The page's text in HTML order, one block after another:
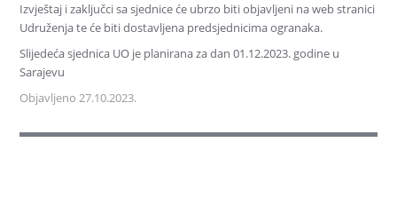
Izvještaj i zaključci sa sjednice će ubrzo biti objavljeni na web stranici
Udruženja te će biti dostavljena predsjednicima ogranaka.
Slijedeća sjednica UO je planirana za dan 01.12.2023. godine u
Sarajevu
Objavljeno 27.10.2023.